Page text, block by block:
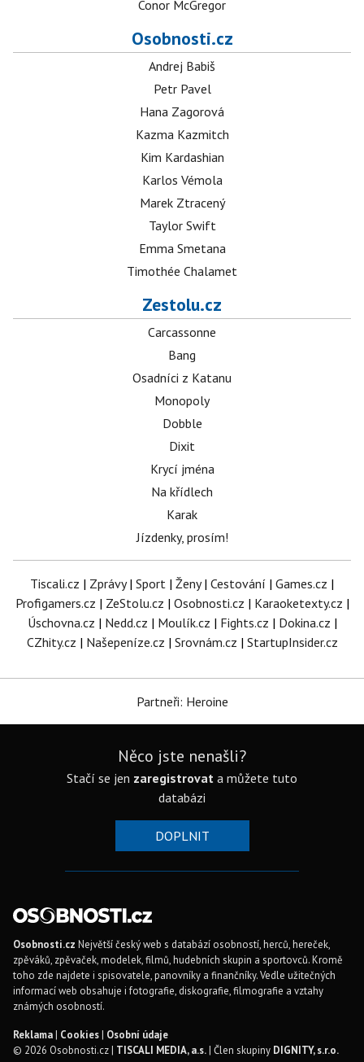
Conor McGregor
Osobnosti.cz
Andrej Babiš
Petr Pavel
Hana Zagorová
Kazma Kazmitch
Kim Kardashian
Karlos Vémola
Marek Ztracený
Taylor Swift
Emma Smetana
Timothée Chalamet
Zestolu.cz
Carcassonne
Bang
Osadníci z Katanu
Monopoly
Dobble
Dixit
Krycí jména
Na křídlech
Karak
Jízdenky, prosím!
Tiscali.cz | Zprávy| Sport | Ženy| Cestování | Games.cz |
Profigamers.cz | ZeStolu.cz | Osobnosti.cz | Karaoketexty.cz |
Úschovna.cz | Nedd.cz | Moulík.cz | Fights.cz | Dokina.cz |
CZhity.cz | Našepeníze.cz | Srovnám.cz | StartupInsider.cz
Partneři: Heroine
Něco jste nenašli?
Stačí se jen zaregistrovat a můžete tuto
databázi
DOPLNIT
Osobnosti.cz Největší český web s databází osobností, herců, hereček,
zpěváků, zpěvaček, modelek, filmů, hudebních skupin a sportovců. Kromě
toho zde najdete i spisovatele, panovníky a finančníky. Vedle užitečných
informací web obsahuje i fotografie, diskografie, filmografie a vztahy
známých osobností.
Reklama| Cookies| Osobní údaje
© 2026 Osobnosti.cz | TISCALI MEDIA, a.s.| Člen skupiny DIGNITY, s.r.o.